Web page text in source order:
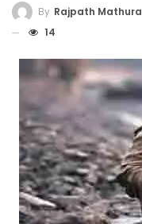
By Rajpath Mathura
14